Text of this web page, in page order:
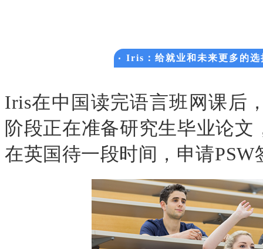
Iris ：给就业和未来更多的选
Iris在中国读完语言班网课后
阶段正在准备研究生毕业论
在英国待一段时间，申请PSW